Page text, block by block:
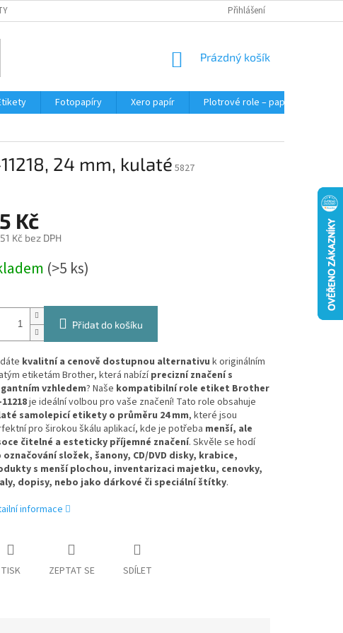
Přihlášení
NÁKUPNÍ
Prázdný košík
Fotopapíry Xero papír
Plotrové role – papír do plotru
24 mm, kulaté 5827
Kč
Kč bez DPH
(>5 ks)
Přidat do košíku
kvalitní a cenově dostupnou alternativu k originálním
etiketám Brother, která nabízíprecizní značení s
vzhledem? Naše kompatibilní role etiket Brother
je ideální volbou pro vaše značení! Tato role obsahuje
samolepicí etikety o průměru 24 mm, které jsou
pro širokou škálu aplikací, kde je potřeba menší, ale
čitelné a esteticky příjemné značení. Skvěle se hodí
označování složek, šanony, CD/DVD disky, krabice,
s menší plochou, inventarizaci majetku, cenovky,
dopisy, nebo jako dárkové či speciální štítky.
informace
TISK ZEPTAT SE SDÍLET